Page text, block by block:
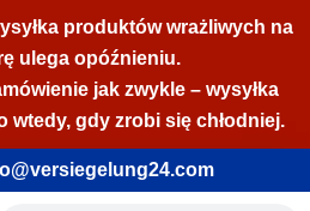
produktów wrażliwych na
ulega opóźnieniu.
jak zwykle – wysyłka
wtedy, gdy zrobi się chłodniej.